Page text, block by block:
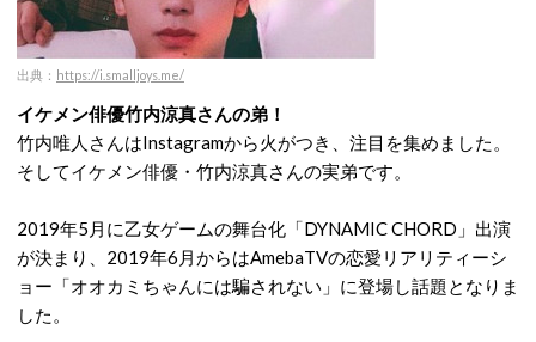
出典： https://i.smalljoys.me/
イケメン俳優竹内涼真さんの弟！
竹内唯人さんはInstagramから火がつき、注目を集めました。
そしてイケメン俳優・竹内涼真さんの実弟です。
2019年5月に乙女ゲームの舞台化「DYNAMIC CHORD」出演
が決まり、2019年6月からはAmebaTVの恋愛リアリティーシ
ョー「オオカミちゃんには騙されない」に登場し話題となりま
した。